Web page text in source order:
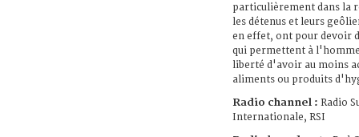
particulièrement dans la
les détenus et leurs
en effet, ont pour devoir
qui permettent à
liberté d'avoir au moins
aliments ou produits
Radio channel : Radio
Internationale, RSI